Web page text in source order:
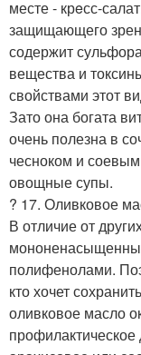
месте - крeсс-
защищающего
содержит
вещества и
свойствами этот
Зато она богата
очень полезна в
чесноком и
овощные супы.
? 17. Оливковое
В отличие от
полифенолами.
кто хочет
оливковое масло
профилактическое